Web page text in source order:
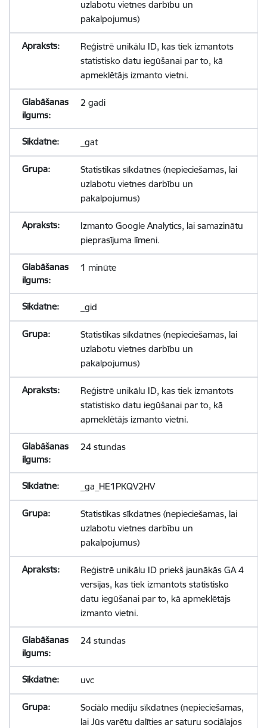
uzlabotu vietnes darbību un
pakalpojumus)
Reģistrē unikālu ID, kas tiek izmantots
statistisko datu iegūšanai par to, kā
apmeklētājs izmanto vietni.
2 gadi
_gat
Statistikas sīkdatnes (nepieciešamas, lai
uzlabotu vietnes darbību un
pakalpojumus)
Izmanto Google Analytics, lai samazinātu
pieprasījuma līmeni.
1 minūte
_gid
Statistikas sīkdatnes (nepieciešamas, lai
uzlabotu vietnes darbību un
pakalpojumus)
Reģistrē unikālu ID, kas tiek izmantots
statistisko datu iegūšanai par to, kā
apmeklētājs izmanto vietni.
24 stundas
_ga_HE1PKQV2HV
Statistikas sīkdatnes (nepieciešamas, lai
uzlabotu vietnes darbību un
pakalpojumus)
Reģistrē unikālu ID priekš jaunākās GA 4
versijas, kas tiek izmantots statistisko
datu iegūšanai par to, kā apmeklētājs
izmanto vietni.
24 stundas
uvc
Sociālo mediju sīkdatnes (nepieciešamas,
lai Jūs varētu dalīties ar saturu sociālajos